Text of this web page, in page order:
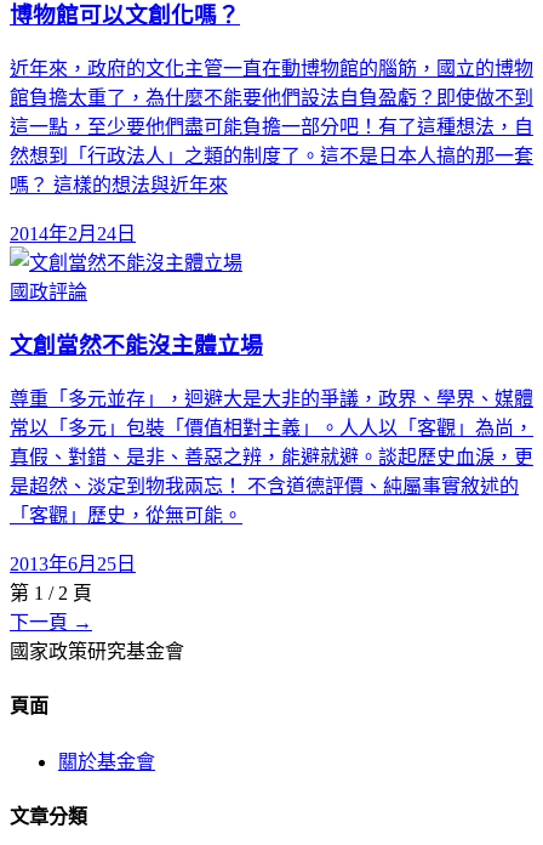
博物館可以文創化嗎？
近年來，政府的文化主管一直在動博物館的腦筋，國立的博物
館負擔太重了，為什麼不能要他們設法自負盈虧？即使做不到
這一點，至少要他們盡可能負擔一部分吧！有了這種想法，自
然想到「行政法人」之類的制度了。這不是日本人搞的那一套
嗎？ 這樣的想法與近年來
2014年2月24日
國政評論
文創當然不能沒主體立場
尊重「多元並存」，迴避大是大非的爭議，政界、學界、媒體
常以「多元」包裝「價值相對主義」。人人以「客觀」為尚，
真假、對錯、是非、善惡之辨，能避就避。談起歷史血淚，更
是超然、淡定到物我兩忘！ 不含道德評價、純屬事實敘述的
「客觀」歷史，從無可能。
2013年6月25日
第 1 / 2 頁
下一頁 →
國家政策研究基金會
頁面
關於基金會
文章分類